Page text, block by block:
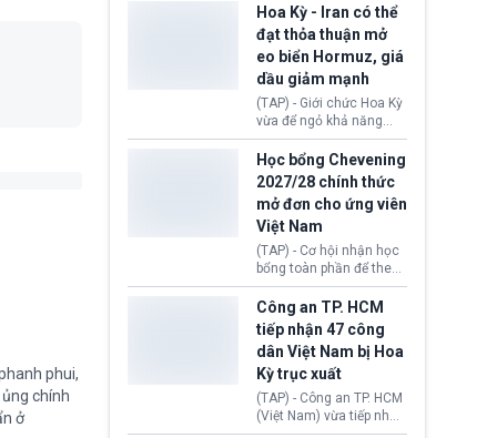
phui,
chính
ở
Định cư EU (EU
Settlement Scheme -
EUSS) sau khi xác định
có trường hợp được cấp
quy chế cư trú hậu
Brexit “do nhầm lẫn”.
Động thái này làm dấy
lên lo ngại về việc thực
thi Thỏa thuận Rút khỏi
Liên minh châu Âu
(Withdrawal
Agreement).
Hoa Kỳ - Iran có thể
đạt thỏa thuận mở
eo biển Hormuz, giá
dầu giảm mạnh
(TAP) - Giới chức Hoa Kỳ
vừa để ngỏ khả năng
sớm đạt thỏa thuận với
Iran nhằm mở lại eo biển
Hormuz, mở đường cho
việc khôi phục hoạt
động hàng hải. Những
tín hiệu ngoại giao tích
cực này lập tức tác động
đến thị trường năng
lượng, kéo giá dầu thế
giới lùi sâu xuống dưới
mức 80 USD/thùng.
Học bổng Chevening
2027/28 chính thức
mở đơn cho ứng viên
Việt Nam
(TAP) - Cơ hội nhận học
bổng toàn phần để theo
học chương trình thạc sĩ
tại Vương quốc Anh đã
chính thức quay trở lại.
Học bổng Chevening
2027/28 của Chính phủ
Anh vừa mở cổng ứng
tuyển dành riêng ứng
viên Việt Nam, hỗ trợ
toàn bộ chi phí học tập
Công an TP. HCM
tiếp nhận 47 công
dân Việt Nam bị Hoa
Kỳ trục xuất
(TAP) - Công an TP. HCM
(Việt Nam) vừa tiếp nhận
47 công dân Việt Nam bị